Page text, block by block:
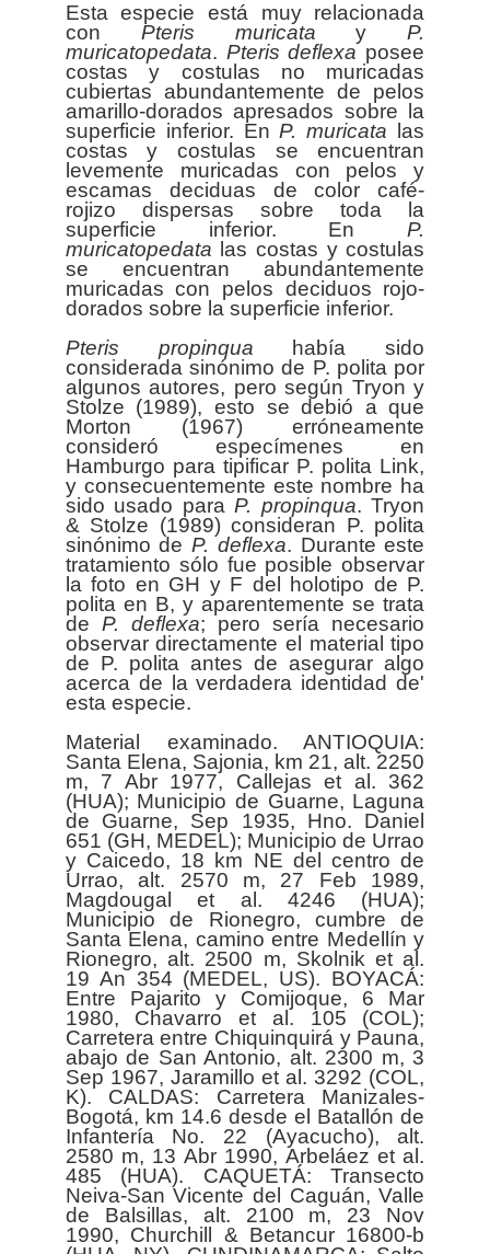
Esta especie está muy relacionada
con Pteris muricata yP.
muricatopedata. Pteris deflexa posee
costas y costulas no muricadas
cubiertas abundantemente de pelos
amarillo-dorados apresados sobre la
superficie inferior. EnP. muricata las
costas y costulas se encuentran
levemente muricadas con pelos y
escamas deciduas de color café-
rojizo dispersas sobre toda la
superficie inferior. EnP.
muricatopedata las costas y costulas
se encuentran abundantemente
muricadas con pelos deciduos rojo-
dorados sobre la superficie inferior.
Pteris propinqua había sido
considerada sinónimo de P. polita por
algunos autores, pero según Tryon y
Stolze (1989), esto se debió a que
Morton (1967) erróneamente
consideró especímenes en
Hamburgo para tipificar P. polita Link,
y consecuentemente este nombre ha
sido usado paraP. propinqua. Tryon
& Stolze (1989) consideran P. polita
sinónimo deP. deflexa. Durante este
tratamiento sólo fue posible observar
la foto en GH y F del holotipo de P.
polita en B, y aparentemente se trata
de P. deflexa; pero sería necesario
observar directamente el material tipo
de P. polita antes de asegurar algo
acerca de la verdadera identidad de'
esta especie.
Material examinado. ANTIOQUIA:
Santa Elena, Sajonia, km 21, alt. 2250
m, 7 Abr 1977, Callejas et al. 362
(HUA); Municipio de Guarne, Laguna
de Guarne, Sep 1935, Hno. Daniel
651 (GH, MEDEL); Municipio de Urrao
y Caicedo, 18 km NE del centro de
Urrao, alt. 2570 m, 27 Feb 1989,
Magdougal et al. 4246 (HUA);
Municipio de Rionegro, cumbre de
Santa Elena, camino entre Medellín y
Rionegro, alt. 2500 m, Skolnik et al.
19 An 354 (MEDEL, US). BOYACÁ:
Entre Pajarito y Comijoque, 6 Mar
1980, Chavarro et al. 105 (COL);
Carretera entre Chiquinquirá y Pauna,
abajo de San Antonio, alt. 2300 m, 3
Sep 1967, Jaramillo et al. 3292 (COL,
K). CALDAS: Carretera Manizales-
Bogotá, km 14.6 desde el Batallón de
Infantería No. 22 (Ayacucho), alt.
2580 m, 13 Abr 1990, Arbeláez et al.
485 (HUA). CAQUETÁ: Transecto
Neiva-San Vicente del Caguán, Valle
de Balsillas, alt. 2100 m, 23 Nov
1990, Churchill & Betancur 16800-b